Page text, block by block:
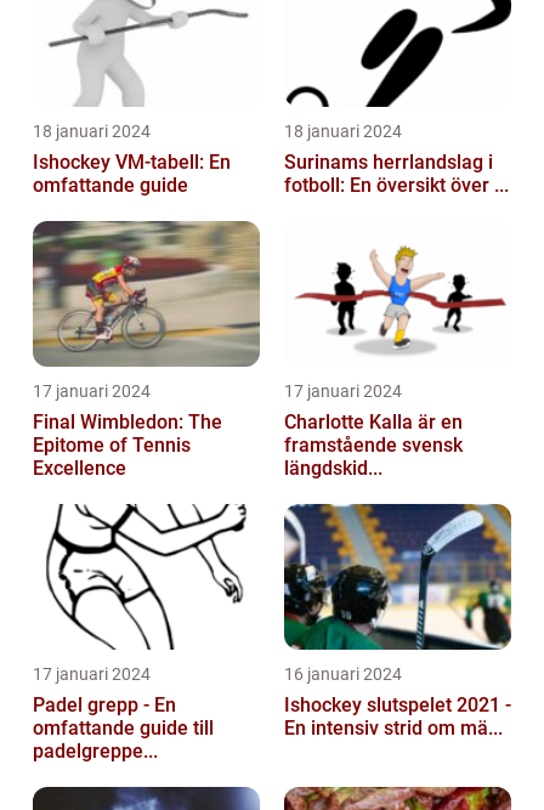
18 januari 2024
Ishockey VM-tabell: En
omfattande guide
18 januari 2024
Surinams herrlandslag i
fotboll: En översikt över ...
17 januari 2024
Final Wimbledon: The
Epitome of Tennis
Excellence
17 januari 2024
Charlotte Kalla är en
framstående svensk
längdskid...
17 januari 2024
Padel grepp - En
omfattande guide till
padelgreppe...
16 januari 2024
Ishockey slutspelet 2021 -
En intensiv strid om mä...